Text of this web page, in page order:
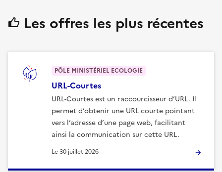
Les offres les plus récentes
URL-Courtes
URL-Courtes est un raccourcisseur d’URL. Il
permet d’obtenir une URL courte pointant
vers l’adresse d’une page web, facilitant
ainsi la communication sur cette URL.
Le30 juillet 2026
PÔLE MINISTÉRIEL ECOLOGIE